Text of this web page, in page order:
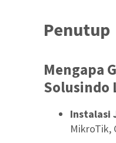
Penutup
Mengapa
Solusindo
Instalasi
MikroTik,